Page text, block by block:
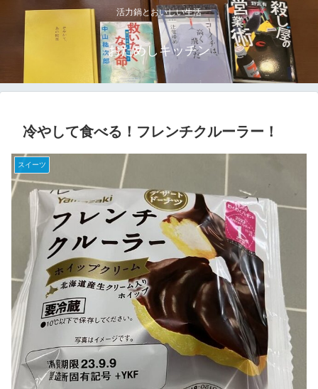
活力鍋とおいしい生活
おためしキッチン
冷やして食べる！フレンチクルーラー！
スイーツ